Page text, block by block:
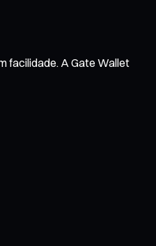
facilidade. A Gate Wallet